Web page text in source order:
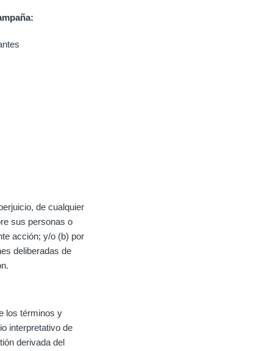
de cualquier
sus personas o
acción; y/o (b) por
deliberadas de
los términos y
interpretativo de
derivada del